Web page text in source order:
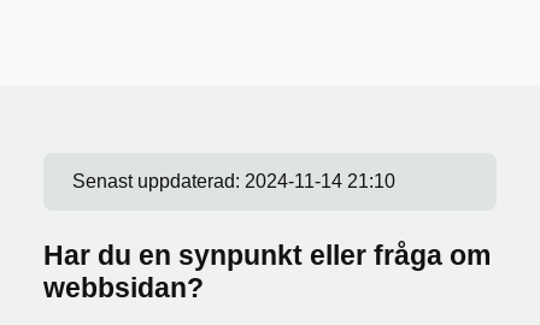
Senast uppdaterad: 2024-11-14 21:10
Har du en synpunkt eller fråga om
webbsidan?